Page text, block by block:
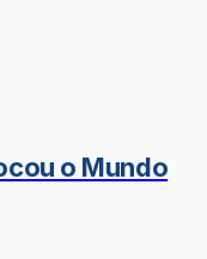
o Mundo